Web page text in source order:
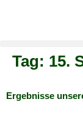
Tag: 15.
Ergebnisse